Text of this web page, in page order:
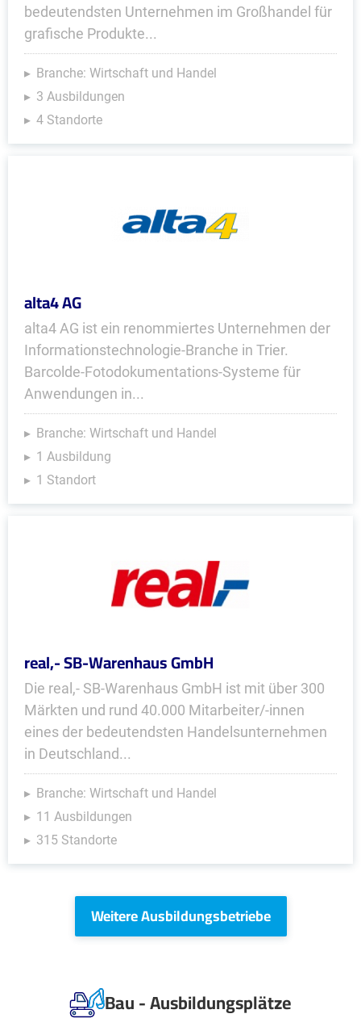
bedeutendsten Unternehmen im Großhandel für
grafische Produkte...
Branche: Wirtschaft und Handel
3 Ausbildungen
4 Standorte
alta4 AG
alta4 AG ist ein renommiertes Unternehmen der
Informationstechnologie-Branche in Trier.
Barcolde-Fotodokumentations-Systeme für
Anwendungen in...
Branche: Wirtschaft und Handel
1 Ausbildung
1 Standort
real,- SB-Warenhaus GmbH
Die real,- SB-Warenhaus GmbH ist mit über 300
Märkten und rund 40.000 Mitarbeiter/-innen
eines der bedeutendsten Handelsunternehmen
in Deutschland...
Branche: Wirtschaft und Handel
11 Ausbildungen
315 Standorte
Weitere Ausbildungsbetriebe
Bau - Ausbildungsplätze